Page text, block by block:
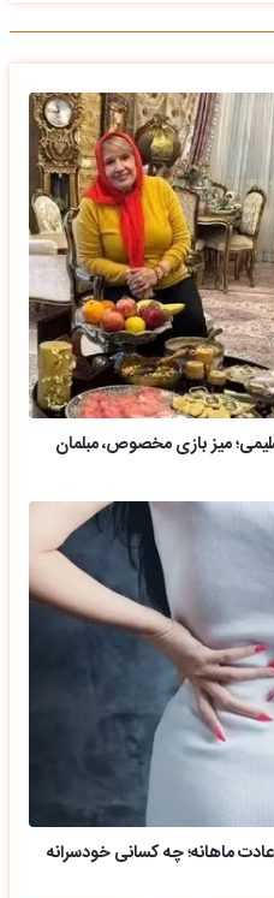
میز بازی مخصوص، مبلمان
ماهانه؛ چه کسانی خودسرانه